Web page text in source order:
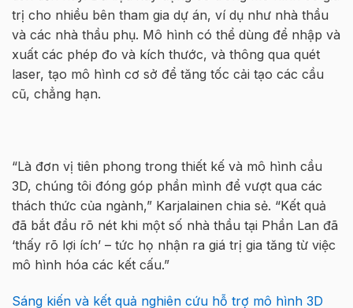
trị cho nhiều bên tham gia dự án, ví dụ như nhà thầu
và các nhà thầu phụ. Mô hình có thể dùng để nhập và
xuất các phép đo và kích thước, và thông qua quét
laser, tạo mô hình cơ sở để tăng tốc cải tạo các cầu
cũ, chẳng hạn.
“Là đơn vị tiên phong trong thiết kế và mô hình cầu
3D, chúng tôi đóng góp phần mình để vượt qua các
thách thức của ngành,” Karjalainen chia sẻ. “Kết quả
đã bắt đầu rõ nét khi một số nhà thầu tại Phần Lan đã
‘thấy rõ lợi ích’ – tức họ nhận ra giá trị gia tăng từ việc
mô hình hóa các kết cấu.”
Sáng kiến và kết quả nghiên cứu hỗ trợ mô hình 3D